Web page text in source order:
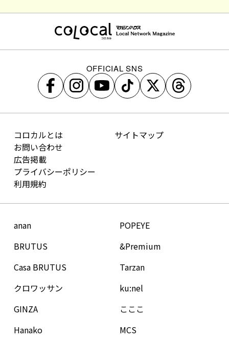
OFFICIAL SNS
コロカルとは
お問い合わせ
広告掲載
プライバシーポリシー
利用規約
サイトマップ
anan
BRUTUS
Casa BRUTUS
クロワッサン
GINZA
Hanako
POPEYE
&Premium
Tarzan
ku:nel
こここ
MCS